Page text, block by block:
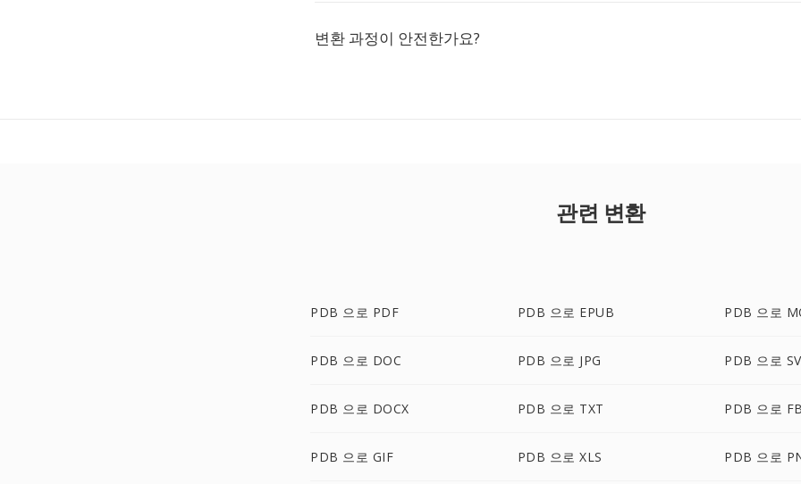
변환 과정이 안전한가요?
관련 변환
PDB 으로 PDF PDB 으로 EPUB PDB 으로
PDB 으로 DOC PDB 으로 JPG PDB 으로
PDB 으로 DOCX PDB 으로 TXT PDB 으로
PDB 으로 GIF PDB 으로 XLS PDB 으로